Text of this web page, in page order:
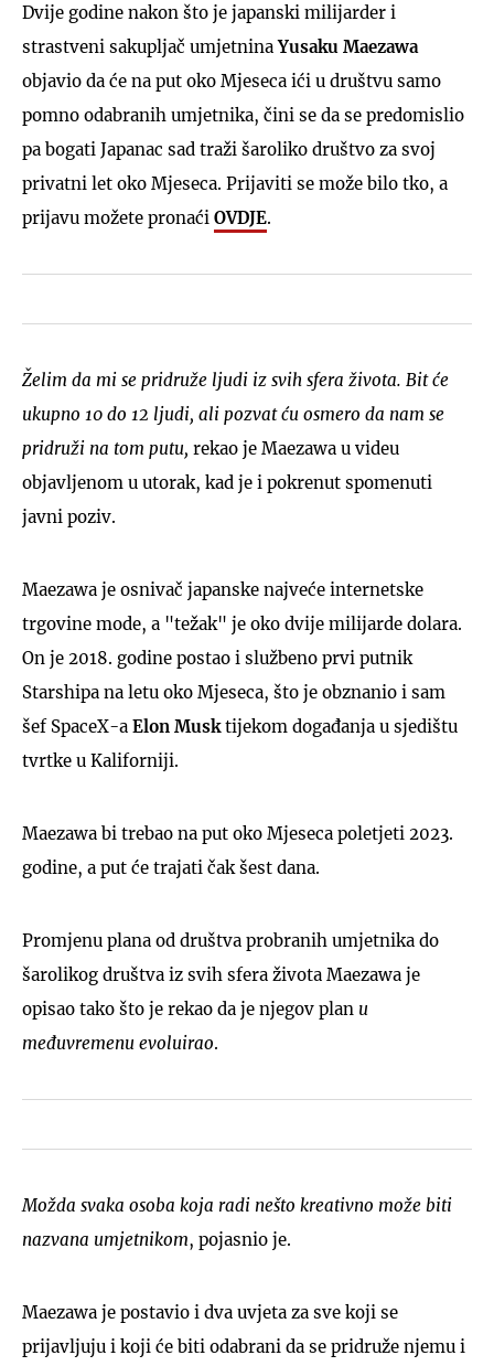
Dvije godine nakon što je japanski milijarder i
strastveni sakupljač umjetninaYusaku Maezawa
objavio da će na put oko Mjeseca ići u društvu samo
pomno odabranih umjetnika, čini se da se predomislio
pa bogati Japanac sad traži šaroliko društvo za svoj
privatni let oko Mjeseca. Prijaviti se može bilo tko, a
prijavu možete pronaći OVDJE.
Želim da mi se pridruže ljudi iz svih sfera života. Bit će
ukupno 10 do 12 ljudi, ali pozvat ću osmero da nam se
pridruži na tom putu, rekao je Maezawa u videu
objavljenom u utorak, kad je i pokrenut spomenuti
javni poziv.
Maezawa je osnivač japanske najveće internetske
trgovine mode, a "težak" je oko dvije milijarde dolara.
On je 2018. godine postao i službeno prvi putnik
Starshipa na letu oko Mjeseca, što je obznanio i sam
šef SpaceX-a Elon Musktijekom događanja u sjedištu
tvrtke u Kaliforniji.
Maezawa bi trebao na put oko Mjeseca poletjeti 2023.
godine, a put će trajati čak šest dana.
Promjenu plana od društva probranih umjetnika do
šarolikog društva iz svih sfera života Maezawa je
opisao tako što je rekao da je njegov plan u
međuvremenu evoluirao.
Možda svaka osoba koja radi nešto kreativno može biti
nazvana umjetnikom, pojasnio je.
Maezawa je postavio i dva uvjeta za sve koji se
prijavljuju i koji će biti odabrani da se pridruže njemu i